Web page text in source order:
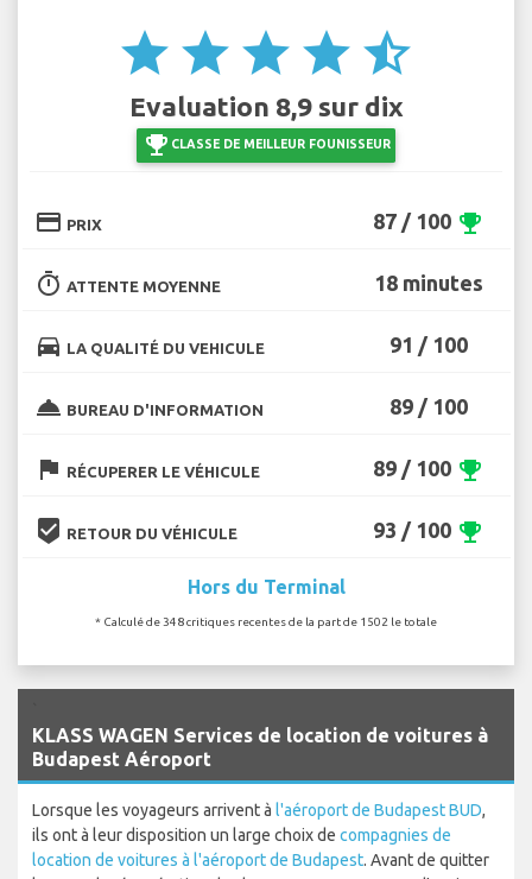
star star star star star_half
Evaluation 8,9 sur dix
emoji_events CLASSE DE MEILLEUR FOUNISSEUR
credit_card PRIX 87 / 100 emoji_events
timer ATTENTE MOYENNE 18 minutes
directions_car LA QUALITÉ DU VEHICULE 91 / 100
room_service BUREAU D'INFORMATION 89 / 100
flag RÉCUPERER LE VÉHICULE 89 / 100 emoji_events
beenhere RETOUR DU VÉHICULE 93 / 100 emoji_events
Hors du Terminal
* Calculé de 348 critiques recentes de la part de 1502 le totale
KLASS WAGEN Services de location de voitures à
Budapest Aéroport
Lorsque les voyageurs arrivent à l'aéroport de Budapest BUD,
ils ont à leur disposition un large choix de compagnies de
location de voitures à l'aéroport de Budapest. Avant de quitter